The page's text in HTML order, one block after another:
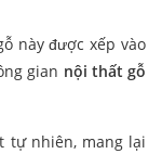
này được xếp vào
gian nội thất gỗ
tự nhiên, mang lại